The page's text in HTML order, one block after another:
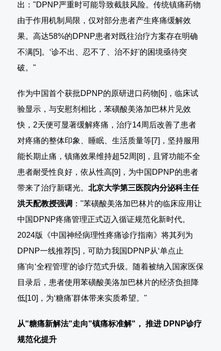
出："DPNP严重时可能导致截肢风险。传统镇痛药物
由于作用机制局限，仅对部分患者产生疼痛缓解效
果。高达58%的DPNP患者对既往治疗方案存在明确
不满[5]。‘诊不出、忍不了、治不好'的困境亟待突
破。"
作为中国首个获批DPNP的原研进口药物[6]，临床试
验显示，与安慰剂相比，苯磺酸美洛加巴林片见效
快，2天便可显著缓解疼痛，治疗14周后改善了患者
对疼痛的整体印象、睡眠、生活质量等[7]，坚持服用
能长期止痛，镇痛效果维持超52周[8]，且肾功能不全
患者耐受性良好，依从性高[9]，为中国DPNP的患者
带来了治疗新曙光。 北京大学第三医院内分泌科主任
洪天配教授强调 ："苯磺酸美洛加巴林片的临床应用让
中国DPNP疼痛管理正式迈入循证规范化新时代。
2024版《中国神经病理性疼痛诊疗指南》将其列为
DPNP一线推荐[5]，可助力我国DPNP从‘单点止
痛'向‘全程管理'的诊疗范式升级。随着被纳入国家医保
目录后，患者使用苯磺酸美洛加巴林片的经济负担降
低[10]，为‘糖痛'群体带来实质希望。"
从"糖痛新解法"走向"镇痛标准解"， 推进 DPNP诊疗
规范化提升